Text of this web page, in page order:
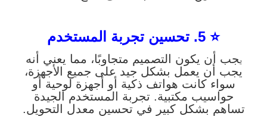
⭐ 5. تحسين تجربة المستخدم
يجب أن يكون التصميم متجاوبًا، مما يعني أنه
يجب أن يعمل بشكل جيد على جميع الأجهزة،
سواء كانت هواتف ذكية أو أجهزة لوحية أو
حواسيب مكتبية. تجربة المستخدم الجيدة
تساهم بشكل كبير في تحسين معدل التحويل.